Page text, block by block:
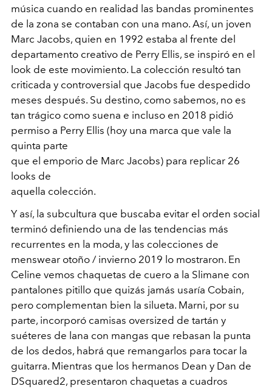
música cuando en realidad las bandas prominentes
de la zona se contaban con una mano. Así, un joven
Marc Jacobs, quien en 1992 estaba al frente del
departamento creativo de Perry Ellis, se inspiró en el
look de este movimiento. La colección resultó tan
criticada y controversial que Jacobs fue despedido
meses después. Su destino, como sabemos, no es
tan trágico como suena e incluso en 2018 pidió
permiso a Perry Ellis (hoy una marca que vale la
quinta parte
que el emporio de Marc Jacobs) para replicar 26
looks de
aquella colección.
Y así, la subcultura que buscaba evitar el orden social
terminó definiendo una de las tendencias más
recurrentes en la moda, y las colecciones de
menswear otoño / invierno 2019 lo mostraron. En
Celine vemos chaquetas de cuero a la Slimane con
pantalones pitillo que quizás jamás usaría Cobain,
pero complementan bien la silueta. Marni, por su
parte, incorporó camisas oversized de tartán y
suéteres de lana con mangas que rebasan la punta
de los dedos, habrá que remangarlos para tocar la
guitarra. Mientras que los hermanos Dean y Dan de
DSquared2, presentaron chaquetas a cuadros